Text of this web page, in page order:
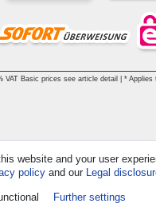
Basic prices see article detail | *
website and your user
policy and our Legal
Further settings